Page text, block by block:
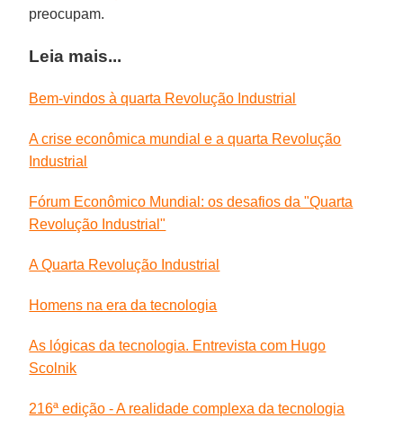
preocupam.
Leia mais...
Bem-vindos à quarta Revolução Industrial
A crise econômica mundial e a quarta Revolução
Industrial
Fórum Econômico Mundial: os desafios da "Quarta
Revolução Industrial"
A Quarta Revolução Industrial
Homens na era da tecnologia
As lógicas da tecnologia. Entrevista com Hugo
Scolnik
216ª edição - A realidade complexa da tecnologia